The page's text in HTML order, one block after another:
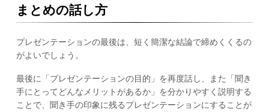
まとめの話し方
プレゼンテーションの最後は、短く簡潔な結論で締めくくるの
がよいでしょう。
最後に「プレゼンテーションの目的」を再度話し、また「聞き
手にとってどんなメリットがあるか」を分かりやすく説明する
ことで、聞き手の印象に残るプレゼンテーションにすることが